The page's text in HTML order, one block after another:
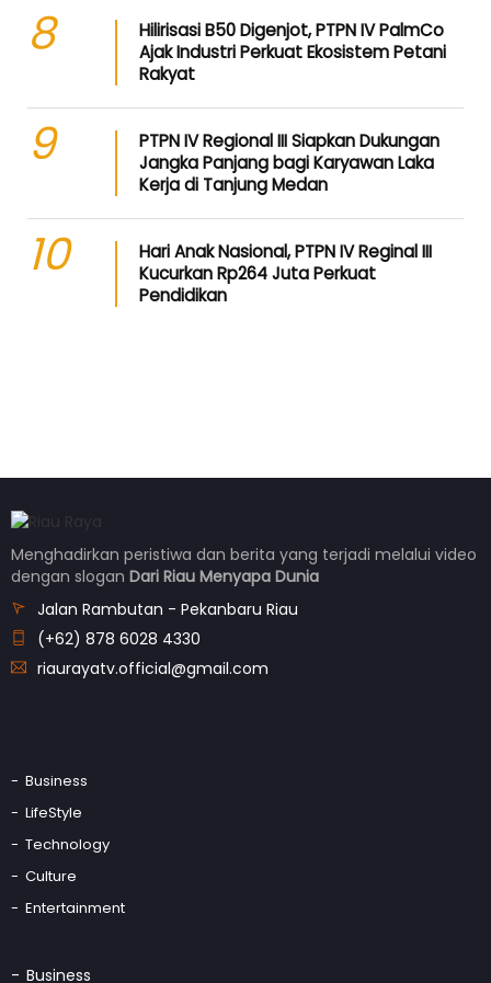
8
Hilirisasi B50 Digenjot, PTPN IV PalmCo
Ajak Industri Perkuat Ekosistem Petani
Rakyat
9
PTPN IV Regional III Siapkan Dukungan
Jangka Panjang bagi Karyawan Laka
Kerja di Tanjung Medan
10
Hari Anak Nasional, PTPN IV Reginal III
Kucurkan Rp264 Juta Perkuat
Pendidikan
Menghadirkan peristiwa dan berita yang terjadi melalui video
dengan slogan Dari Riau Menyapa Dunia
Jalan Rambutan - Pekanbaru Riau
(+62) 878 6028 4330
riaurayatv.official@gmail.com
Business
LifeStyle
Technology
Culture
Entertainment
Business